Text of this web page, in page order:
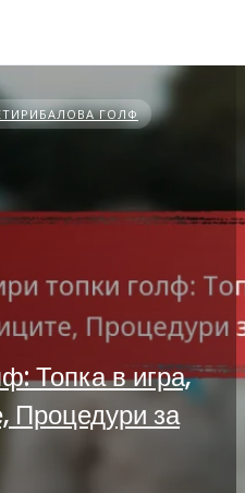
ГОЛФ
Топка в игра,
Процедури за